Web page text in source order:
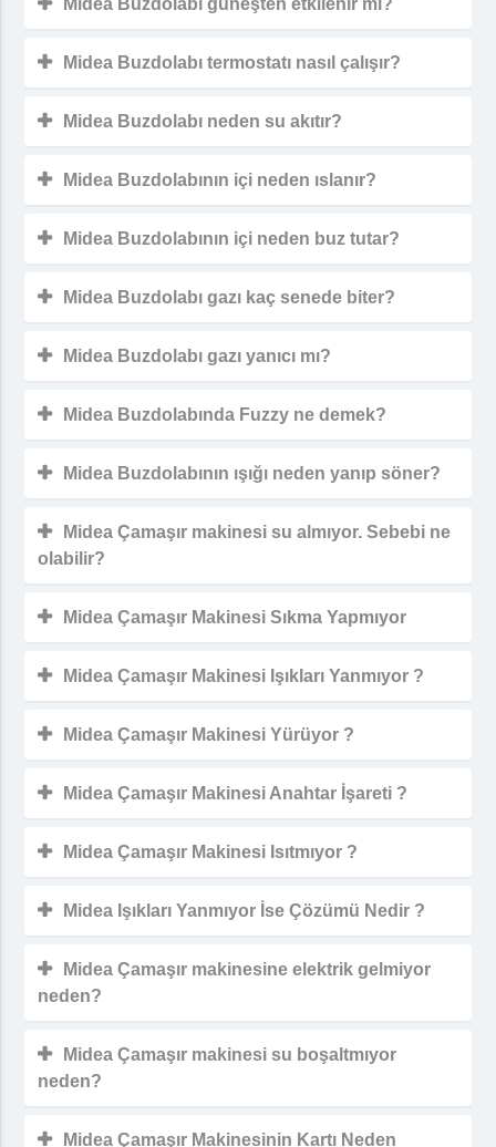
Midea Buzdolabı termostatı nasıl çalışır?
Midea Buzdolabı neden su akıtır?
Midea Buzdolabının içi neden ıslanır?
Midea Buzdolabının içi neden buz tutar?
Midea Buzdolabı gazı kaç senede biter?
Midea Buzdolabı gazı yanıcı mı?
Midea Buzdolabında Fuzzy ne demek?
Midea Buzdolabının ışığı neden yanıp söner?
Midea Çamaşır makinesi su almıyor. Sebebi ne
olabilir?
Midea Çamaşır Makinesi Sıkma Yapmıyor
Midea Çamaşır Makinesi Işıkları Yanmıyor ?
Midea Çamaşır Makinesi Yürüyor ?
Midea Çamaşır Makinesi Anahtar İşareti ?
Midea Çamaşır Makinesi Isıtmıyor ?
Midea Işıkları Yanmıyor İse Çözümü Nedir ?
Midea Çamaşır makinesine elektrik gelmiyor
neden?
Midea Çamaşır makinesi su boşaltmıyor
neden?
Midea Çamaşır Makinesinin Kartı Neden